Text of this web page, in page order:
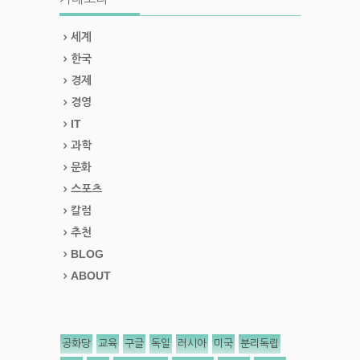
세계
한국
경제
경영
IT
과학
문화
스포츠
칼럼
추천
BLOG
ABOUT
공화당 교육 구글 독일 러시아 미국 분리독립